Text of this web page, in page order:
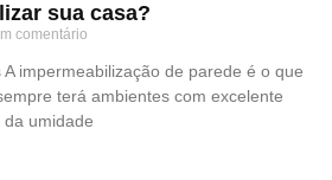
sua casa?
comentário
impermeabilização de parede é o que
terá ambientes com excelente
umidade